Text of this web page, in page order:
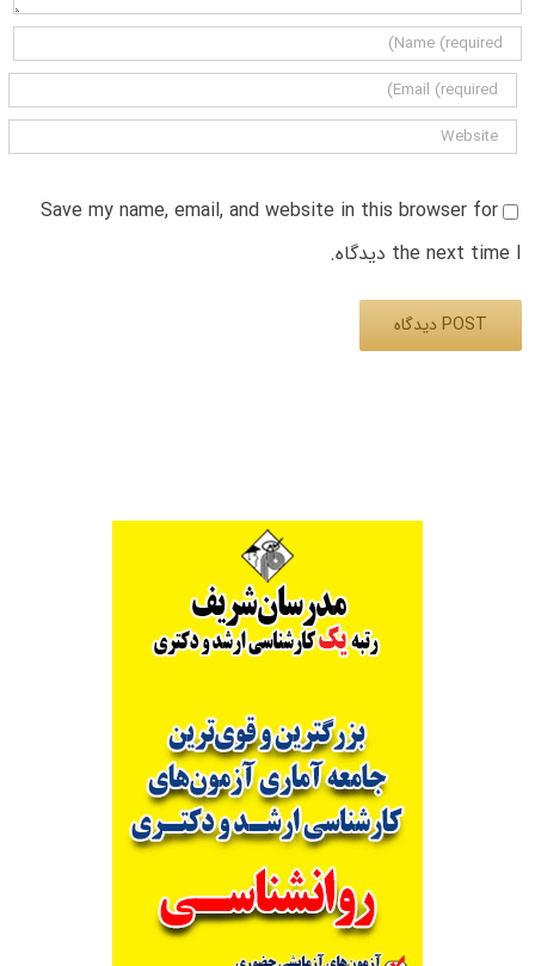
Save my name, email, and website in this browser for
the next time I دیدگاه.